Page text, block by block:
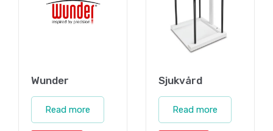
Wunder
Read more
Sjukvård
Read more